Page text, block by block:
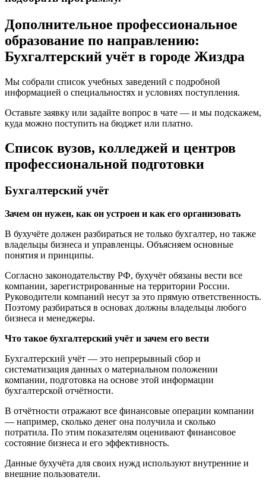
Дополнительное профессиональное
образование по направлению:
Бухгалтерский учёт в городе Жиздра
Мы собрали список учебных заведений с подробной
информацией о специальностях и условиях поступления.
Оставьте заявку или задайте вопрос в чате — и мы подскажем,
куда можно поступить на бюджет или платно.
Список вузов, колледжей и центров
профессиональной подготовки
Бухгалтерский учёт
Зачем он нужен, как он устроен и как его организовать
В бухучёте должен разбираться не только бухгалтер, но также
владельцы бизнеса и управленцы. Объясняем основные
понятия и принципы.
Согласно законодательству РФ, бухучёт обязаны вести все
компании, зарегистрированные на территории России.
Руководители компаний несут за это прямую ответственность.
Поэтому разбираться в основах должны владельцы любого
бизнеса и менеджеры.
Что такое бухгалтерский учёт и зачем его вести
Бухгалтерский учёт — это непрерывный сбор и
систематизация данных о материальном положении
компании, подготовка на основе этой информации
бухгалтерской отчётности.
В отчётности отражают все финансовые операции компании
— например, сколько денег она получила и сколько
потратила. По этим показателям оценивают финансовое
состояние бизнеса и его эффективность.
Данные бухучёта для своих нужд используют внутренние и
внешние пользователи.